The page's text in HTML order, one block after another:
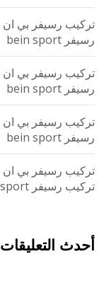
رسيفر bein sport
رسيفر bein sport
رسيفر bein sport
تركيب رسيفر bein sport
أحدث التعليقات